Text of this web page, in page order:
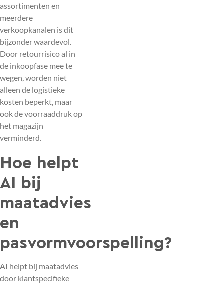
assortimenten en
meerdere
verkoopkanalen is dit
bijzonder waardevol.
Door retourrisico al in
de inkoopfase mee te
wegen, worden niet
alleen de logistieke
kosten beperkt, maar
ook de voorraaddruk op
het magazijn
verminderd.
Hoe helpt
AI bij
maatadvies
en
pasvormvoorspelling?
AI helpt bij maatadvies
door klantspecifieke